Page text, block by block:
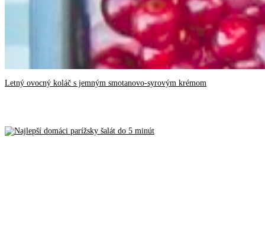
Letný ovocný koláč s jemným smotanovo-syrovým krémom